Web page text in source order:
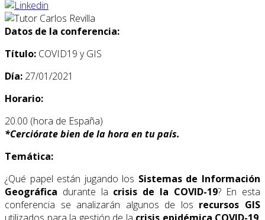
Datos de la conferencia:
Título: COVID19 y GIS
Día: 27/01/2021
Horario:
20.00 (hora de España)
*Cerciórate bien de la hora en tu país.
Temática:
¿Qué papel están jugando los Sistemas de Información
Geográfica durante la crisis de la COVID-19? En esta
conferencia se analizarán algunos de los recursos GIS